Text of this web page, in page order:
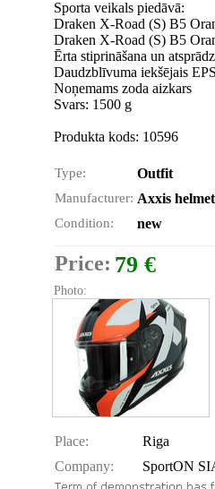
Sporta veikals piedāvā:
Draken X-Road (S) B5
Draken X-Road (S) B5
Ērta stiprināšana un
Daudzblīvuma iekšējais EPS
Noņemams zoda aizkars
Svars: 1500 g
Produkta kods: 10596
Type: Outfit
Manufacturer: Axxis
Condition: new
Price: 79 €
Photo:
Place:
Riga
Company:
SportON